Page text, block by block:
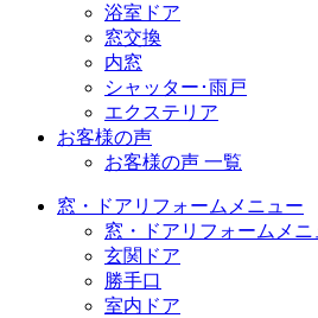
浴室ドア
窓交換
内窓
シャッター･雨戸
エクステリア
お客様の声
お客様の声 一覧
窓・ドアリフォームメニュー
窓・ドアリフォームメニ
玄関ドア
勝手口
室内ドア